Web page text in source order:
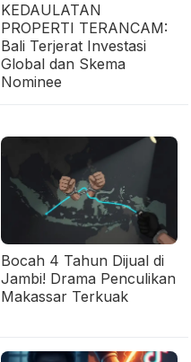
KEDAULATAN
PROPERTI TERANCAM:
Bali Terjerat Investasi
Global dan Skema
Nominee
Bocah 4 Tahun Dijual di
Jambi! Drama Penculikan
Makassar Terkuak